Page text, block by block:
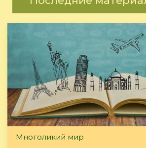
Многоликий мир